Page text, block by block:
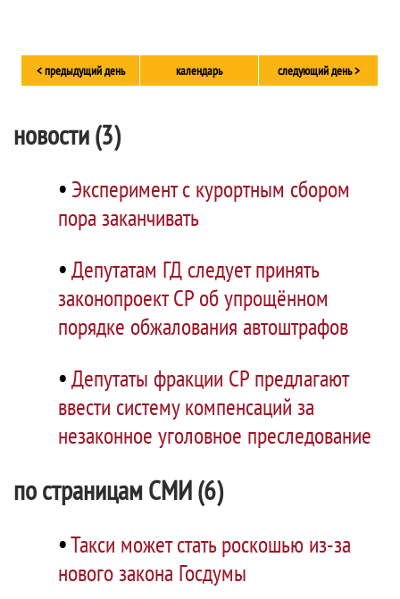
< предыдущий день календарь следующий день >
новости (3)
• Эксперимент с курортным сбором
пора заканчивать
•Депутатам ГД следует принять
законопроект СР об упрощённом
порядке обжалования автоштрафов
•Депутаты фракции СР предлагают
ввести систему компенсаций за
незаконное уголовное преследование
по страницам СМИ (6)
•Такси может стать роскошью из-за
нового закона Госдумы